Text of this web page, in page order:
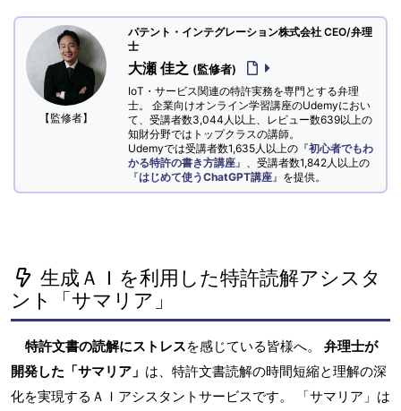
【監修者】
パテント・インテグレーション株式会社 CEO/弁理
士
大瀬 佳之 (監修者)
IoT・サービス関連の特許実務を専門とする弁理
士。 企業向けオンライン学習講座のUdemyにおい
て、受講者数3,044人以上、レビュー数639以上の
知財分野ではトップクラスの講師。
Udemyでは受講者数1,635人以上の『初心者でもわ
かる特許の書き方講座 』、受講者数1,842人以上の
『はじめて使うChatGPT講座 』を提供。
生成ＡＩを利用した特許読解アシスタ
ント「サマリア」
特許文書の読解にストレスを感じている皆様へ。 弁理士が
開発した「サマリア」 は、特許文書読解の時間短縮と理解の深
化を実現するＡＩアシスタントサービスです。 「サマリア」は